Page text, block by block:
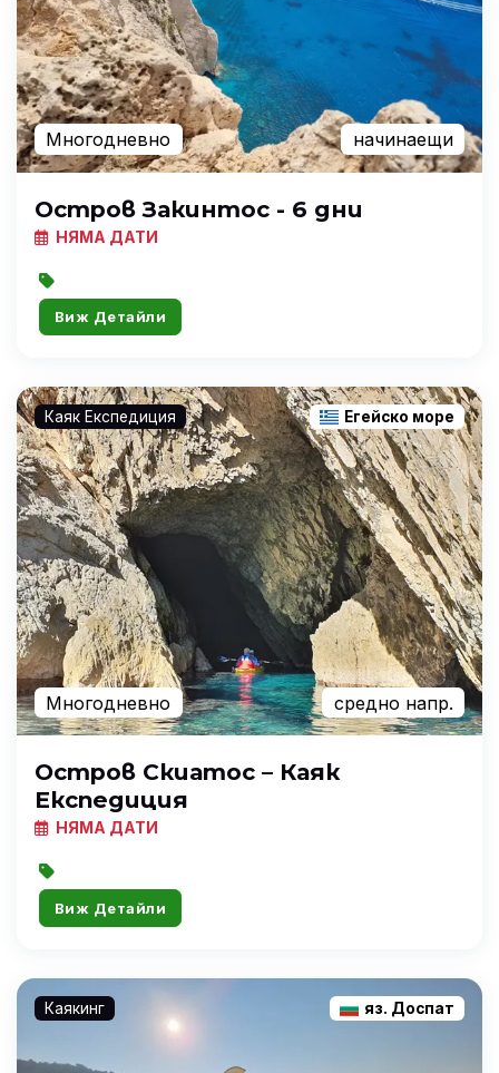
Многодневно начинаещи
Остров Закинтос - 6 дни
НЯМА ДАТИ
Виж Детайли
Каяк Експедиция Егейско море
Многодневно средно напр.
Остров Скиатос – Каяк
Експедиция
НЯМА ДАТИ
Виж Детайли
Каякинг яз. Доспат